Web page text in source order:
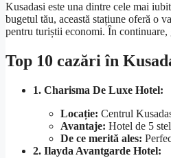
Kusadasi este una dintre cele mai
bugetul tău, această stațiune oferă o
pentru turiștii economi. În continuare,
Top 10 cazări în
1. Charisma De Luxe Hotel:
Locație: Centrul
Avantaje: Hotel de 5
De ce merită ales:
2. Ilayda Avantgarde Hotel: